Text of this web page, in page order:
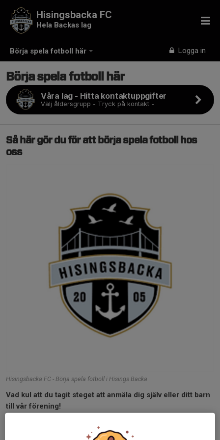
Börja spela fotboll här Logga in
Hisingsbacka FC
Hela Backas lag
Börja spela fotboll här
Våra lag - Hitta kontaktuppgifter
Välj åldersgrupp - Tryck på kontakt -
Så här gör du för att börja spela fotboll hos
oss
Hisingsbacka FC - Börja spela fotboll i Hisings Backa
Vad kul att du tagit steget att anmäla dig själv eller ditt barn
till vår förening!
Hisingsbacka FC är en förening som funnits i mer en 20år och